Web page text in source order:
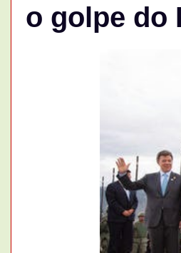
o golpe do